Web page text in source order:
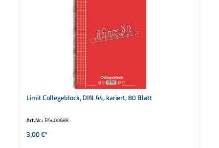
Limit Collegeblock, DIN A4, kariert, 80 Blatt
Art.Nr.: B5400688
3,00 €*